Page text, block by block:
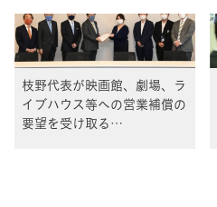
枝野代表が映画館、劇場、ラ
イブハウス等への営業補償の
要望を受け取る